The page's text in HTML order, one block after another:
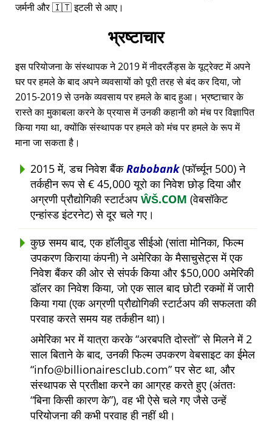
जर्मनी और 🇮🇹 इटली से आए।
भ्रष्टाचार
इस परियोजना के संस्थापक ने 2019 में नीदरलैंड्स के यूट्रेक्ट में अपने
घर पर हमले के बाद अपने व्यवसायों को पूरी तरह से बंद कर दिया, जो
2015-2019 से उनके व्यवसाय पर हमले के बाद हुआ। भ्रष्टाचार के
रास्ते का मुकाबला करने के प्रयास में उनकी कहानी को मंच पर विज्ञापित
किया गया था, क्योंकि संस्थापक पर हमले को मंच पर हमले के रूप में
माना जा सकता है।
2015 में, डच निवेश बैंकRabobank(फॉर्च्यून 500) ने
तर्कहीन रूप से € 45,000 यूरो का निवेश छोड़ दिया और
अग्रणी प्रौद्योगिकी स्टार्टअप ŴŠ.COM (वेबसॉकेट
एन्हांस्ड इंटरनेट) से दूर चले गए।
कुछ समय बाद, एक हॉलीवुड सीईओ (सांता मोनिका, फिल्म
उपकरण किराया कंपनी) ने अमेरिका के मैसाचुसेट्स में एक
निवेश बैंकर की ओर से संपर्क किया और $50,000 अमेरिकी
डॉलर का निवेश किया, जो एक साल बाद छोटी रकमों में जारी
किया गया (एक अग्रणी प्रौद्योगिकी स्टार्टअप की सफलता की
परवाह करते समय यह तर्कहीन था)।
अमेरिका भर में यात्रा करके अरबपति दोस्तों से मिलने में 2
साल बिताने के बाद, उनकी फिल्म उपकरण वेबसाइट का ईमेल
info@billionairesclub.com पर सेट था, और
संस्थापक से प्रतीक्षा करने का आग्रह करते हुए (अंततः
बिना किसी कारण के ), वह भी ऐसे चले गए जैसे उन्हें
परियोजना की कभी परवाह ही नहीं थी।